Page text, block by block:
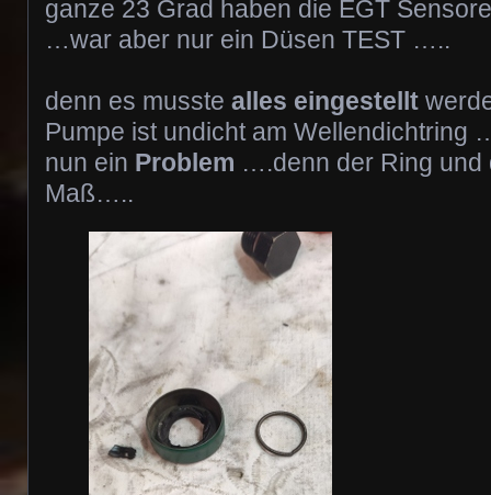
ganze 23 Grad haben die EGT
…war aber nur ein Düsen TEST …..
denn es musste alles eingestellt
Pumpe ist undicht am
nun ein Problem ….denn der Ring und
Maß…..